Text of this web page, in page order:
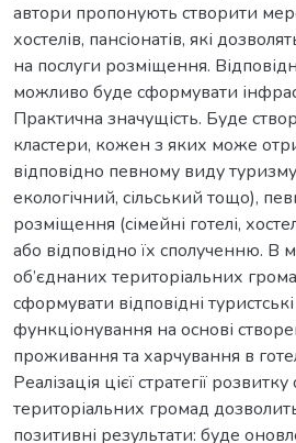
автори пропонують створити
хостелів, пансіонатів, які
на послуги розміщення.
можливо буде сформувати
Практична значущість. Буде
кластери, кожен з яких може
відповідно певному виду
екологічний, сільський тощо),
розміщення (сімейні готелі,
або відповідно їх сполученню. В
об’єднаних територіальних
сформувати відповідні
функціонування на основі
проживання та харчування в
Реалізація цієї стратегії
територіальних громад
позитивні результати: буде